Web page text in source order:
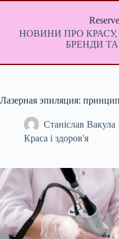
Перейти
НОВИНИ ПРО КРАСУ,
БРЕНДИ ТА
Лазерная эпиляция:
Станіслав Вакула
Краса і здоров'я